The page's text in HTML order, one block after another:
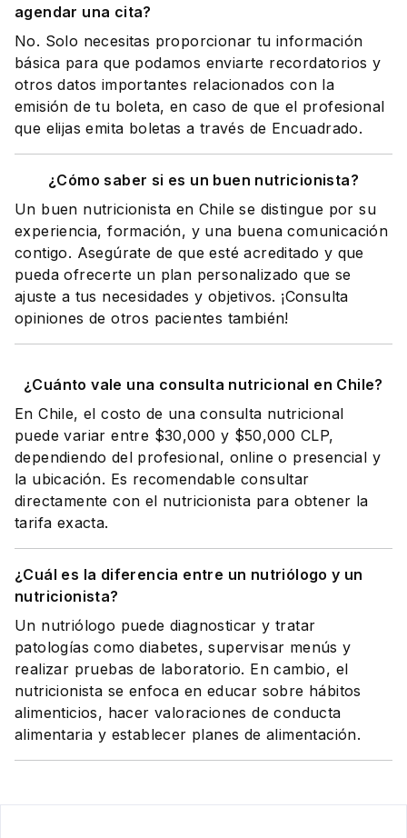
agendar una cita?
No. Solo necesitas proporcionar tu información
básica para que podamos enviarte recordatorios y
otros datos importantes relacionados con la
emisión de tu boleta, en caso de que el profesional
que elijas emita boletas a través de Encuadrado.
¿Cómo saber si es un buen nutricionista?
Un buen nutricionista en Chile se distingue por su
experiencia, formación, y una buena comunicación
contigo. Asegúrate de que esté acreditado y que
pueda ofrecerte un plan personalizado que se
ajuste a tus necesidades y objetivos. ¡Consulta
opiniones de otros pacientes también!
¿Cuánto vale una consulta nutricional en Chile?
En Chile, el costo de una consulta nutricional
puede variar entre $30,000 y $50,000 CLP,
dependiendo del profesional, online o presencial y
la ubicación. Es recomendable consultar
directamente con el nutricionista para obtener la
tarifa exacta.
¿Cuál es la diferencia entre un nutriólogo y un
nutricionista?
Un nutriólogo puede diagnosticar y tratar
patologías como diabetes, supervisar menús y
realizar pruebas de laboratorio. En cambio, el
nutricionista se enfoca en educar sobre hábitos
alimenticios, hacer valoraciones de conducta
alimentaria y establecer planes de alimentación.